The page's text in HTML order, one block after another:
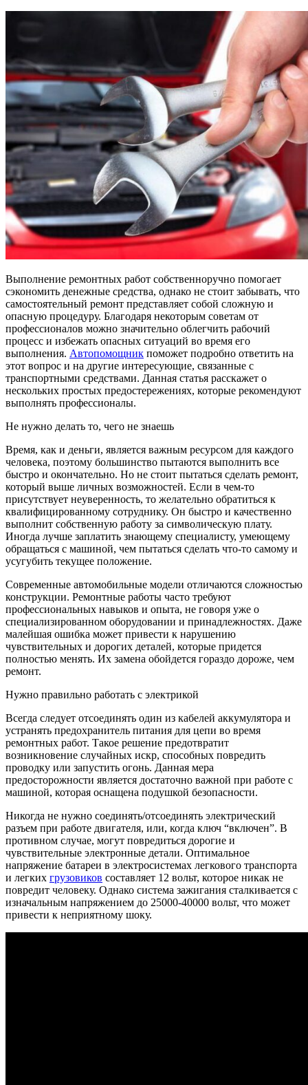
Выполнение ремонтных работ собственноручно помогает
сэкономить денежные средства, однако не стоит забывать, что
самостоятельный ремонт представляет собой сложную и
опасную процедуру. Благодаря некоторым советам от
профессионалов можно значительно облегчить рабочий
процесс и избежать опасных ситуаций во время его
выполнения. Автопомощник поможет подробно ответить на
этот вопрос и на другие интересующие, связанные с
транспортными средствами. Данная статья расскажет о
нескольких простых предостережениях, которые рекомендуют
выполнять профессионалы.
Не нужно делать то, чего не знаешь
Время, как и деньги, является важным ресурсом для каждого
человека, поэтому большинство пытаются выполнить все
быстро и окончательно. Но не стоит пытаться сделать ремонт,
который выше личных возможностей. Если в чем-то
присутствует неуверенность, то желательно обратиться к
квалифицированному сотруднику. Он быстро и качественно
выполнит собственную работу за символическую плату.
Иногда лучше заплатить знающему специалисту, умеющему
обращаться с машиной, чем пытаться сделать что-то самому и
усугубить текущее положение.
Современные автомобильные модели отличаются сложностью
конструкции. Ремонтные работы часто требуют
профессиональных навыков и опыта, не говоря уже о
специализированном оборудовании и принадлежностях. Даже
малейшая ошибка может привести к нарушению
чувствительных и дорогих деталей, которые придется
полностью менять. Их замена обойдется гораздо дороже, чем
ремонт.
Нужно правильно работать с электрикой
Всегда следует отсоединять один из кабелей аккумулятора и
устранять предохранитель питания для цепи во время
ремонтных работ. Такое решение предотвратит
возникновение случайных искр, способных повредить
проводку или запустить огонь. Данная мера
предосторожности является достаточно важной при работе с
машиной, которая оснащена подушкой безопасности.
Никогда не нужно соединять/отсоединять электрический
разъем при работе двигателя, или, когда ключ “включен”. В
противном случае, могут повредиться дорогие и
чувствительные электронные детали. Оптимальное
напряжение батареи в электросистемах легкового транспорта
и легких грузовиков составляет 12 вольт, которое никак не
повредит человеку. Однако система зажигания сталкивается с
изначальным напряжением до 25000-40000 вольт, что может
привести к неприятному шоку.